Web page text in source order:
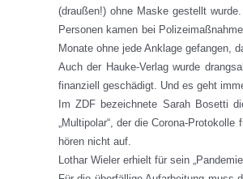
(draußen!) ohne Maske gestellt
Personen kamen bei
Monate ohne jede Anklage gefangen,
Auch der Hauke-Verlag wurde
finanziell geschädigt. Und es geht
Im ZDF bezeichnete Sarah Bosetti
„Multipolar“, der die Corona-
hören nicht auf.
Lothar Wieler erhielt für sein